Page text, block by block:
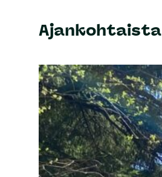
Ajankohtaista